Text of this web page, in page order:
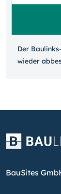
Der
wieder
BauSites